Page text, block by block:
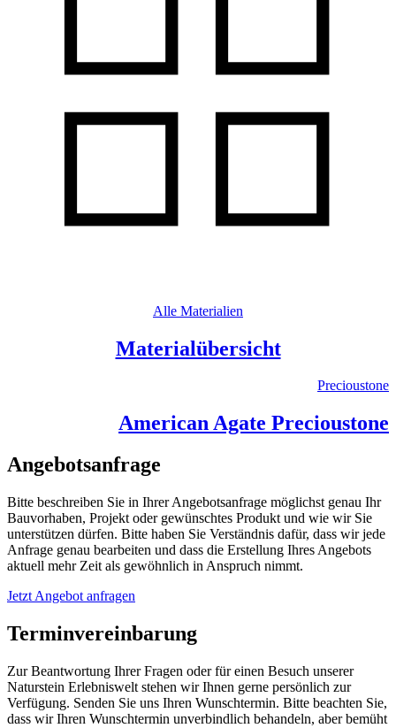
Alle Materialien
Materialübersicht
Precioustone
American Agate Precioustone
Angebotsanfrage
Bitte beschreiben Sie in Ihrer Angebotsanfrage möglichst genau Ihr
Bauvorhaben, Projekt oder gewünschtes Produkt und wie wir Sie
unterstützen dürfen. Bitte haben Sie Verständnis dafür, dass wir jede
Anfrage genau bearbeiten und dass die Erstellung Ihres Angebots
aktuell mehr Zeit als gewöhnlich in Anspruch nimmt.
Jetzt Angebot anfragen
Terminvereinbarung
Zur Beantwortung Ihrer Fragen oder für einen Besuch unserer
Naturstein Erlebniswelt stehen wir Ihnen gerne persönlich zur
Verfügung. Senden Sie uns Ihren Wunschtermin. Bitte beachten Sie,
dass wir Ihren Wunschtermin unverbindlich behandeln, aber bemüht